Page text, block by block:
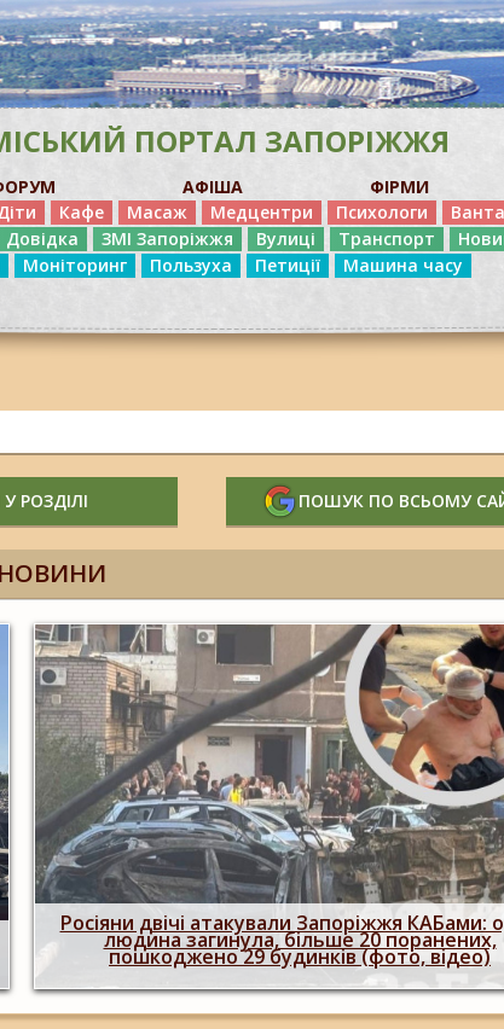
ПОРТАЛ ЗАПОРІЖЖЯ
АФІША ФІРМИ
Кафе Масаж Медцентри Психологи
Довідка ЗМІ Запоріжжя Вулиці Транспорт
Моніторинг Пользуха Петиції Машина часу
РОЗДІЛІ ПОШУК ПО ВСЬОМУ
КАБами: одна
поранених,
(фото, відео)
Побиття, "ями" та
опублікували
штурмовий полк, що